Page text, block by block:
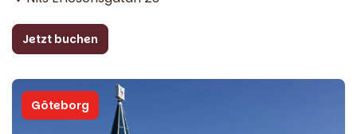
Jetzt buchen
Göteborg